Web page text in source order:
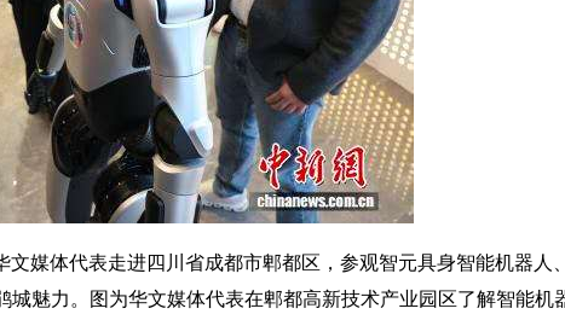
媒体代表走进四川省成都市郫都区，参观智元具身智能机器人
魅力。图为华文媒体代表在郫都高新技术产业园区了解智能机